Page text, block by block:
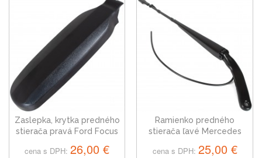
Zaslepka, krytka predného
stierača pravá Ford Focus
cena s DPH: 26,00 €
Ramienko predného
stierača ľavé Mercedes
cena s DPH: 25,00 €